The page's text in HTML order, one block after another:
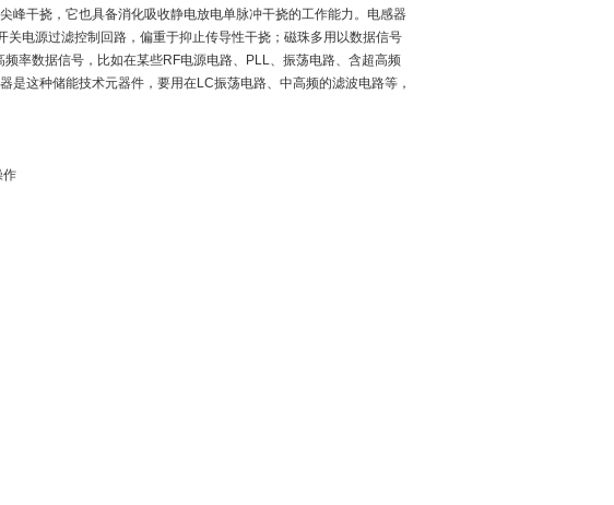
峰干挠，它也具备消化吸收静电放电单脉冲干挠的工作能力。电感器
关电源过滤控制回路，偏重于抑止传导性干挠；磁珠多用以数据信号
频率数据信号，比如在某些RF电源电路、 PLL、振荡电路、含超高频
是这种储能技术元器件，要用在LC振荡电路、中高频的滤波电路等，
作